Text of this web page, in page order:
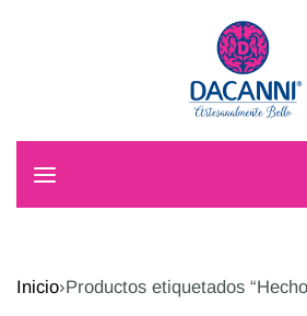
Inicio›Productos etiquetados